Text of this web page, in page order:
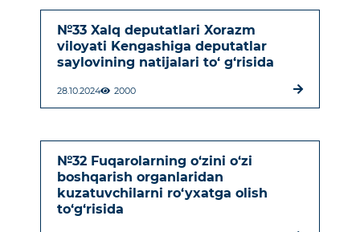
№33 Xalq deputatlari Xorazm
viloyati Kengashiga deputatlar
saylovining natijalari to‘ g‘risida
28.10.2024 2000
№32 Fuqarolarning o‘zini o‘zi
boshqarish organlaridan
kuzatuvchilarni ro‘yxatga olish
to‘g‘risida